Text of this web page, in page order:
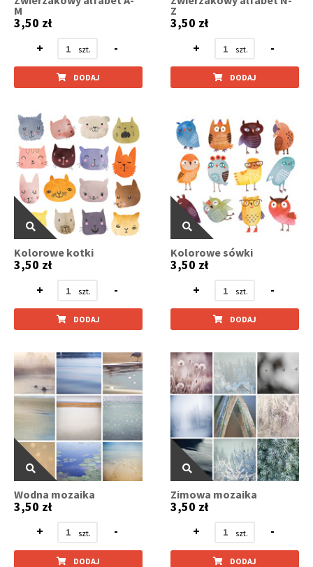
M
3,50 zł
+
-
DODAJ
Z
3,50 zł
+
-
DODAJ
Kolorowe kotki
3,50 zł
+
-
DODAJ
Kolorowe sówki
3,50 zł
+
-
DODAJ
Wodna mozaika
3,50 zł
+
-
DODAJ
Zimowa mozaika
3,50 zł
+
-
DODAJ